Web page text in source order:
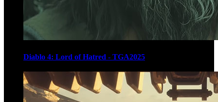
Diablo 4: Lord of Hatred - TGA2025